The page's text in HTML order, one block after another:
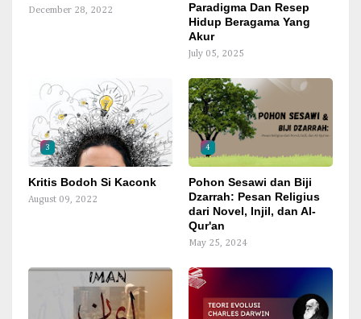
December 28, 2022
Paradigma Dan Resep
Hidup Beragama Yang
Akur
July 05, 2025
3
Kritis Bodoh Si Kaconk
August 09, 2022
4
Pohon Sesawi dan Biji
Dzarrah: Pesan Religius
dari Novel, Injil, dan Al-
Qur'an
May 25, 2024